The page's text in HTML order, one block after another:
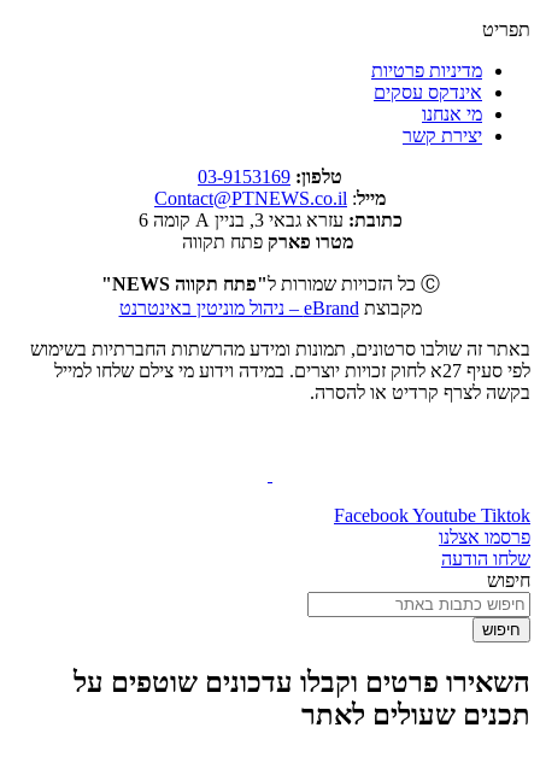
תפריט
מדיניות פרטיות
אינדקס עסקים
מי אנחנו
יצירת קשר
טלפון: 03-9153169
מייל:
Contact@PTNEWS.co.il
כתובת: עזרא גבאי 3, בניין A קומה 6
מטרו פארק פתח תקווה
Ⓒ כל הזכויות שמורות ל
"פתח תקווה NEWS"
מקבוצת eBrand – ניהול מוניטין באינטרנט
באתר זה שולבו סרטונים, תמונות ומידע מהרשתות החברתיות בשימוש
לפי סעיף 27א לחוק זכויות יוצרים. במידה וידוע מי צילם שלחו למייל
בקשה לצרף קרדיט או להסרה.
FacebookYoutube Tiktok
פרסמו אצלנו
שלחו הודעה
חיפוש
חיפוש
השאירו פרטים וקבלו עדכונים שוטפים על
תכנים שעולים לאתר